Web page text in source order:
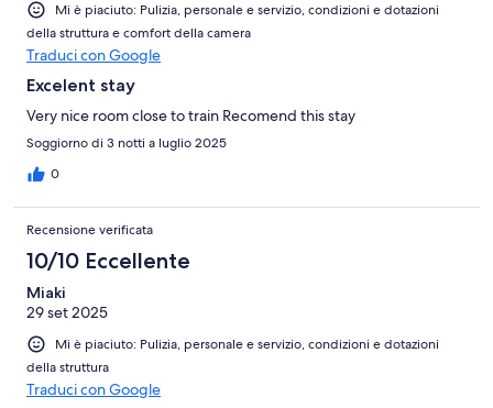
Mi è piaciuto: Pulizia, personale e servizio, condizioni e dotazioni
della struttura e comfort della camera
Traduci con Google
Excelent stay
Very nice room close to train Recomend this stay
Soggiorno di 3 notti a luglio 2025
0
Recensione verificata
10/10 Eccellente
Miaki
29 set 2025
Mi è piaciuto: Pulizia, personale e servizio, condizioni e dotazioni
della struttura
Traduci con Google